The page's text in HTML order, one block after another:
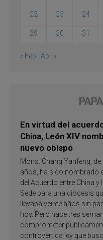
22 23 24
29 30 31
« Feb Abr »
En virtud del
China, León XIV
nuevo obispo
Mons. Chang Yanfeng, de
años, ha sido nombrado
del Acuerdo entre China y
Sede para una diócesis
llevaba veinte años sin
hoy. Pero hace tres
comprometer
controvertida ley que